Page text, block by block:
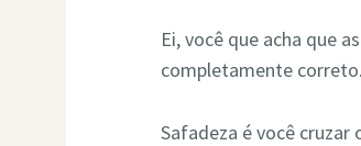
Ei, você que acha que
completamente correto.
Safadeza é você